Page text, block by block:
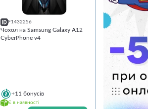
F1432256
Чохол на Samsung Galaxy A12
CyberPhone v4
+11 бонусів
Є в наявності